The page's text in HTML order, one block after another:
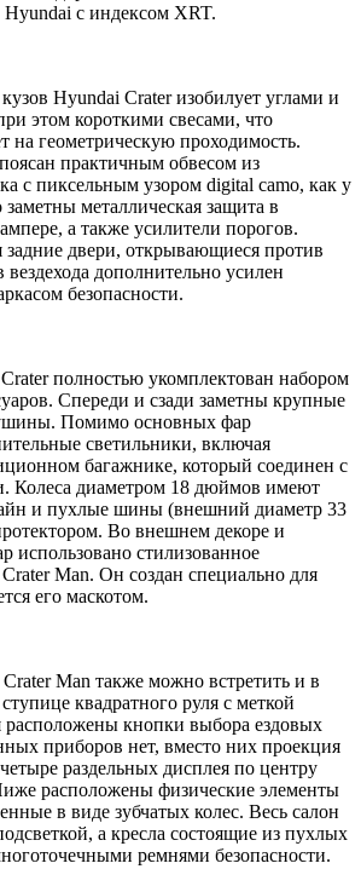
с индексом XRT.
Hyundai Crater изобилует углами и
этом короткими свесами, что
на геометрическую проходимость.
практичным обвесом из
с пиксельным узором digital camo, как у
металлическая защита в
а также усилители порогов.
двери, открывающиеся против
дополнительно усилен
безопасности.
полностью укомплектован набором
Спереди и сзади заметны крупные
Помимо основных фар
светильники, включая
багажнике, который соединен с
Колеса диаметром 18 дюймов имеют
и пухлые шины (внешний диаметр 33
Во внешнем декоре и
использовано стилизованное
Man. Он создан специально для
его маскотом.
Man также можно встретить и в
квадратного руля с меткой
расположены кнопки выбора ездовых
приборов нет, вместо них проекция
раздельных дисплея по центру
расположены физические элементы
в виде зубчатых колес. Весь салон
а кресла состоящие из пухлых
ремнями безопасности.